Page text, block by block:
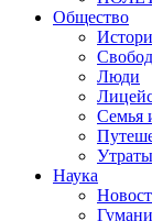
Общество
Люди
Семья
Утраты
Наука